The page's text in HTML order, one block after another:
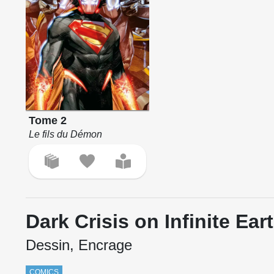
Tome 2
Le fils du Démon
Dark Crisis on Infinite
Dessin, Encrage
COMICS